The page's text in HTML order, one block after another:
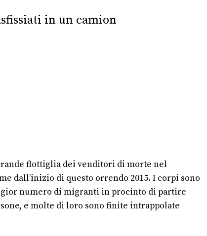
in un camion
flottiglia dei venditori di morte nel
dall’inizio di questo orrendo 2015. I corpi sono
numero di migranti in procinto di partire
e molte di loro sono finite intrappolate